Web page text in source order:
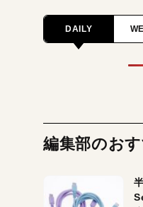
DAILY
編集部のお